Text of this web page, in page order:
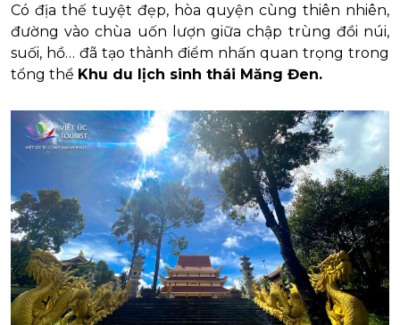
Có địa thế tuyệt đẹp, hòa quyện cùng thiên nhiên,
đường vào chùa uốn lượn giữa chập trùng đồi núi,
suối, hồ… đã tạo thành điểm nhấn quan trọng trong
tổng thể Khu du lịch sinh thái Măng Đen.